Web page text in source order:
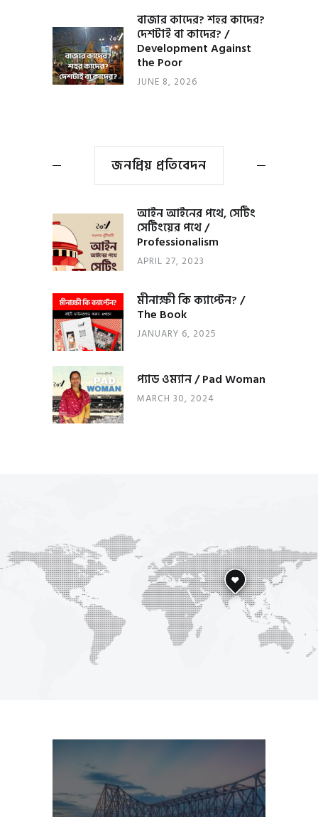
বাজার কাদের? শহর কাদের?
দেশটাই বা কাদের? /
Development Against
the Poor
JUNE 8, 2026
জনপ্রিয় প্রতিবেদন
আইন আইনের পথে, সেটিং
সেটিংয়ের পথে /
Professionalism
APRIL 27, 2023
মীনাক্ষী কি ক্যাপ্টেন? /
The Book
JANUARY 6, 2025
প্যাড ওম্যান / Pad Woman
MARCH 30, 2024